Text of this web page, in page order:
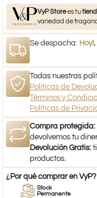
VyP Storees tu
variedad de
Se despacha: Hoy!
Todas nuestras
Políticas de
Términos y
Políticas de
Compra protegida:
devolvemos tu
Devolución Gratis:
productos.
¿Por qué comprar en VyP?
Stock
Permanente